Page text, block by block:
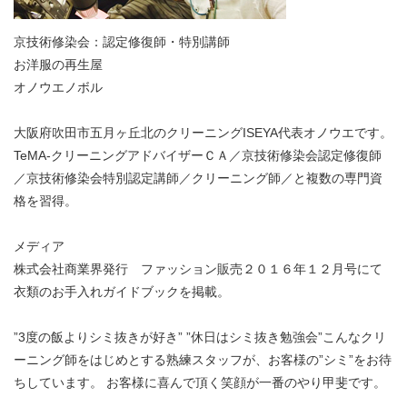
京技術修染会：認定修復師・特別講師
お洋服の再生屋
オノウエノボル
大阪府吹田市五月ヶ丘北のクリーニングISEYA代表オノウエです。
TeMA-クリーニングアドバイザーＣＡ／京技術修染会認定修復師
／京技術修染会特別認定講師／クリーニング師／と複数の専門資
格を習得。
メディア
株式会社商業界発行 ファッション販売２０１６年１２月号にて
衣類のお手入れガイドブックを掲載。
”3度の飯よりシミ抜きが好き” ”休日はシミ抜き勉強会”こんなクリ
ーニング師をはじめとする熟練スタッフが、お客様の”シミ”をお待
ちしています。 お客様に喜んで頂く笑顔が一番のやり甲斐です。